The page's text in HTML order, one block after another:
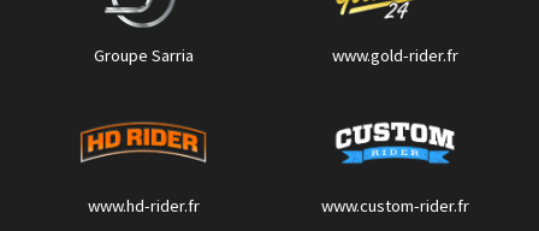
Groupe Sarria www.gold-rider.fr
www.hd-rider.fr www.custom-rider.fr